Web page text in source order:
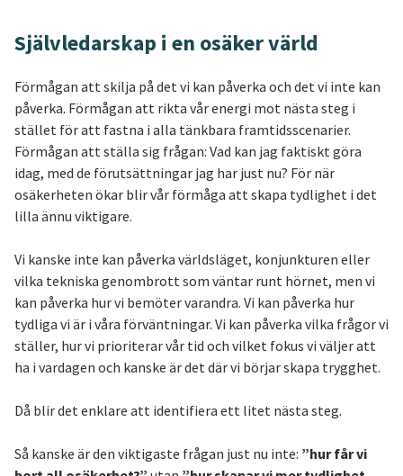
Självledarskap i en osäker värld
Förmågan att skilja på det vi kan påverka och det vi inte kan
påverka. Förmågan att rikta vår energi mot nästa steg i
stället för att fastna i alla tänkbara framtidsscenarier.
Förmågan att ställa sig frågan: Vad kan jag faktiskt göra
idag, med de förutsättningar jag har just nu? För när
osäkerheten ökar blir vår förmåga att skapa tydlighet i det
lilla ännu viktigare.
Vi kanske inte kan påverka världsläget, konjunkturen eller
vilka tekniska genombrott som väntar runt hörnet, men vi
kan påverka hur vi bemöter varandra. Vi kan påverka hur
tydliga vi är i våra förväntningar. Vi kan påverka vilka frågor vi
ställer, hur vi prioriterar vår tid och vilket fokus vi väljer att
ha i vardagen och kanske är det där vi börjar skapa trygghet.
Då blir det enklare att identifiera ett litet nästa steg.
Så kanske är den viktigaste frågan just nu inte: ”hur får vi